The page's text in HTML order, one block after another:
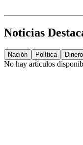
Noticias
Nación Política Dinero
No hay artículos